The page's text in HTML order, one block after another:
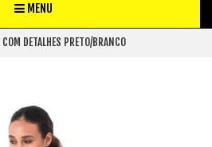
MENU
DETALHES PRETO/BRANCO